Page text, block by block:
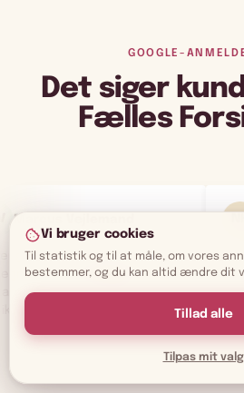
GOOGLE-
Det siger
Fælles
Hjartved
og lavede
til fine priser - flink
Dygtige
skarpe
Vi bruger cookies
Til statistik og til at måle, om vores
bestemmer, og du kan altid ændre dit
Tillad alle
Tilpas mit valg